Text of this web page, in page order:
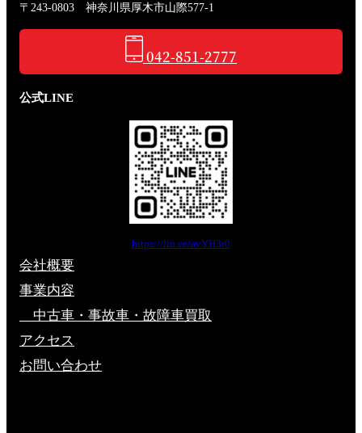
〒243-0803 神奈川県厚木市山際577-1
042-851-2777
公式LINE
https://lin.ee/avYH3r0
会社概要
事業内容
中古車・事故車・故障車買取
アクセス
お問い合わせ